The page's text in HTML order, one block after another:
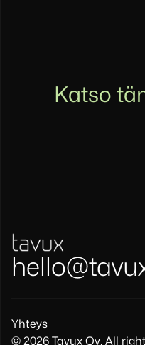
Katso
Etusivu
© 2026 Tavux Oy. All
Yhteys